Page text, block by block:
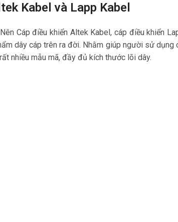
Kabel và Lapp Kabel
Cáp điều khiển Altek Kabel, cáp điều khiển
dây cáp trên ra đời. Nhằm giúp người sử dụng
nhiều mẫu mã, đầy đủ kích thước lõi dây.